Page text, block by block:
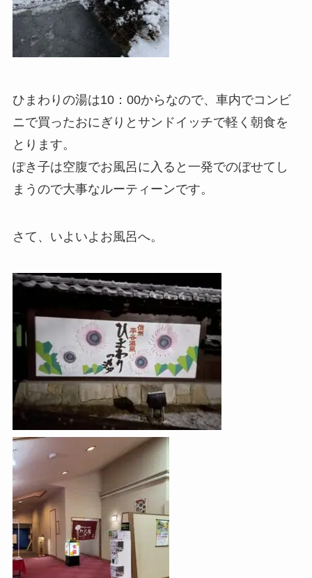
ひまわりの湯は10：00からなので、車内でコンビ
ニで買ったおにぎりとサンドイッチで軽く朝食を
とります。
ぽき子は空腹でお風呂に入ると一発でのぼせてし
まうので大事なルーティーンです。
さて、いよいよお風呂へ。